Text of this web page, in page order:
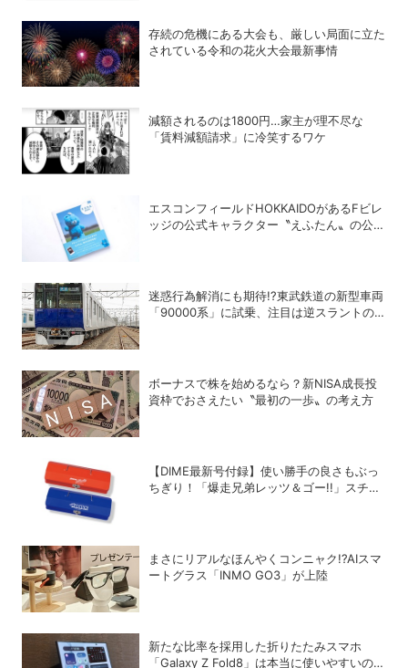
存続の危機にある大会も、厳しい局面に立た
されている令和の花火大会最新事情
減額されるのは1800円…家主が理不尽な
「賃料減額請求」に冷笑するワケ
エスコンフィールドHOKKAIDOがあるFビレ
ッジの公式キャラクター〝えふたん〟の公式
迷惑行為解消にも期待!?東武鉄道の新型車両
「90000系」に試乗、注目は逆スラントの
ボーナスで株を始めるなら？新NISA成長投
資枠でおさえたい〝最初の一歩〟の考え方
【DIME最新号付録】使い勝手の良さもぶっ
ちぎり！「爆走兄弟レッツ＆ゴー!!」スチー
まさにリアルなほんやくコンニャク!?AIスマ
ートグラス「INMO GO3」が上陸
新たな比率を採用した折りたたみスマホ
「Galaxy Z Fold8」は本当に使いやすいの